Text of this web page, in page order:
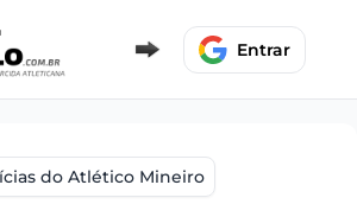
Entrar
do Atlético Mineiro